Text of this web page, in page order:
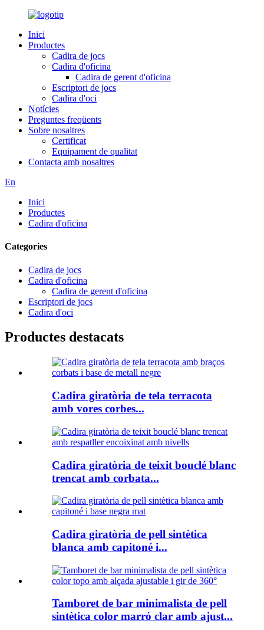
Inici
Productes
Cadira de jocs
Cadira d'oficina
Cadira de gerent d'oficina
Escriptori de jocs
Cadira d'oci
Notícies
Preguntes freqüents
Sobre nosaltres
Certificat
Equipament de qualitat
Contacta amb nosaltres
En
Inici
Productes
Cadira d'oficina
Categories
Cadira de jocs
Cadira d'oficina
Cadira de gerent d'oficina
Escriptori de jocs
Cadira d'oci
Productes destacats
Cadira giratòria de tela terracota
amb vores corbes...
Cadira giratòria de teixit bouclé blanc
trencat amb corbata...
Cadira giratòria de pell sintètica
blanca amb capitoné i...
Tamboret de bar minimalista de pell
sintètica color marró clar amb ajust...